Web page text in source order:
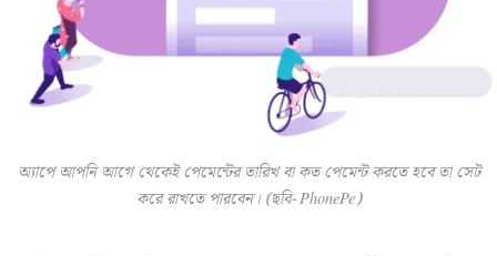
অ্যাপে আপনি আগে থেকেই পেমেন্টের তারিখ বা কত পেমেন্ট করতে হবে তা সেট
করে রাখতে পারবেন। (ছবি- PhonePe)